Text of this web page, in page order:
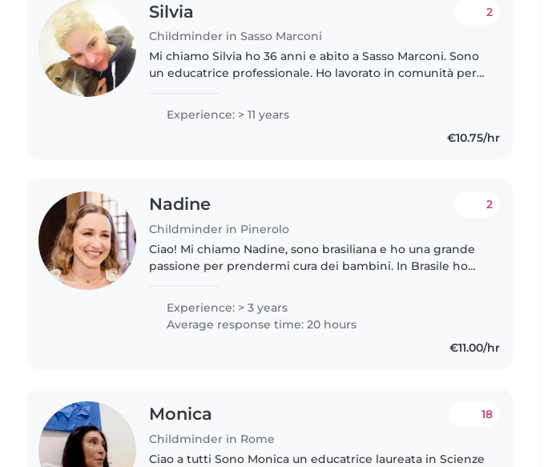
Silvia
Childminder in Sasso Marconi
2
Mi chiamo Silvia ho 36 anni e abito a Sasso Marconi. Sono
un educatrice professionale. Ho lavorato in comunità per
decennale come..
Experience: > 11 years
€10.75/hr
Nadine
Childminder in Pinerolo
2
Ciao! Mi chiamo Nadine, sono brasiliana e ho una grande
passione per prendermi cura dei bambini. In Brasile ho
figli di mia..
Experience: > 3 years
Average response time: 20 hours
€11.00/hr
Monica
Childminder in Rome
18
Ciao a tutti Sono Monica un educatrice laureata in Scienze